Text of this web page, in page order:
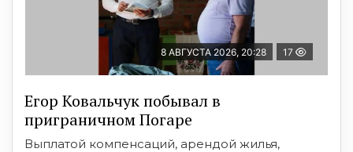
8 АВГУСТА 2026, 20:28 17
Егор Ковальчук побывал в
приграничном Погаре
Выплатой компенсаций, арендой жилья,